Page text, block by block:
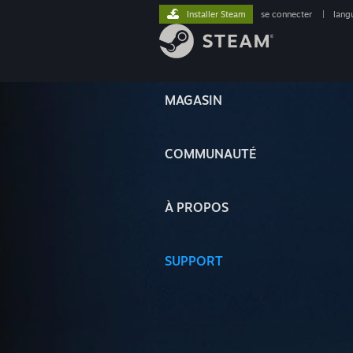
MAGASIN
COMMUNAUTÉ
À PROPOS
SUPPORT
Installer Steam se connecter